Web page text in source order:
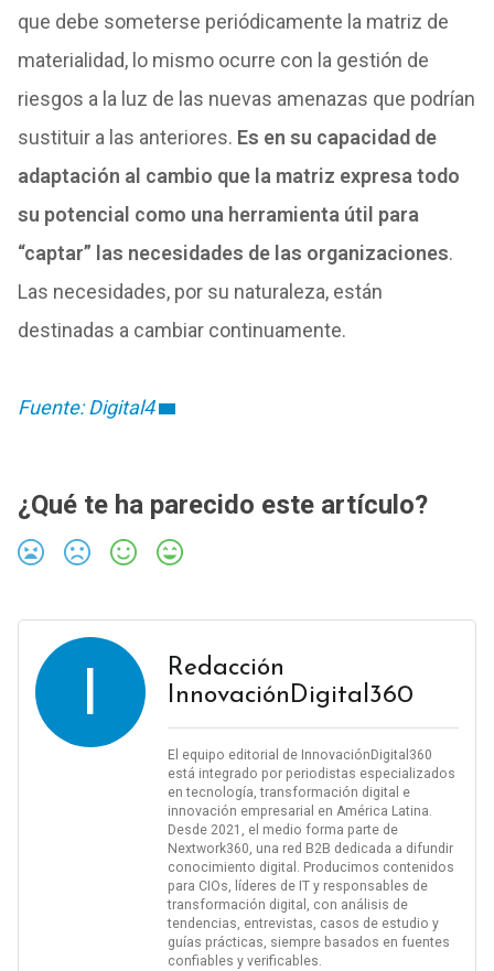
que debe someterse periódicamente la matriz de
materialidad, lo mismo ocurre con la gestión de
riesgos a la luz de las nuevas amenazas que podrían
sustituir a las anteriores. Es en su capacidad de
adaptación al cambio que la matriz expresa todo
su potencial como una herramienta útil para
“captar” las necesidades de las organizaciones.
Las necesidades, por su naturaleza, están
destinadas a cambiar continuamente.
Fuente: Digital4
¿Qué te ha parecido este artículo?
I
Redacción
InnovaciónDigital360
El equipo editorial de InnovaciónDigital360
está integrado por periodistas especializados
en tecnología, transformación digital e
innovación empresarial en América Latina.
Desde 2021, el medio forma parte de
Nextwork360, una red B2B dedicada a difundir
conocimiento digital. Producimos contenidos
para CIOs, líderes de IT y responsables de
transformación digital, con análisis de
tendencias, entrevistas, casos de estudio y
guías prácticas, siempre basados en fuentes
confiables y verificables.